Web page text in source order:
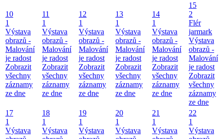
10
1
Výstava
obrazů -
Malování
je radost
Zobrazit
všechny
záznamy
ze dne
11
1
Výstava
obrazů -
Malování
je radost
Zobrazit
všechny
záznamy
ze dne
12
1
Výstava
obrazů -
Malování
je radost
Zobrazit
všechny
záznamy
ze dne
13
1
Výstava
obrazů -
Malování
je radost
Zobrazit
všechny
záznamy
ze dne
14
1
Výstava
obrazů -
Malování
je radost
Zobrazit
všechny
záznamy
ze dne
15
2
Flér
jarmark
Výstava
obrazů -
Malování
je radost
Zobrazit
všechny
záznamy
ze dne
17
1
Výstava
18
1
Výstava
19
1
Výstava
20
1
Výstava
21
1
Výstava
22
1
Výstava